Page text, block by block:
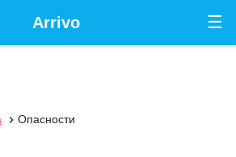
☰
Arrivo
 Опасности